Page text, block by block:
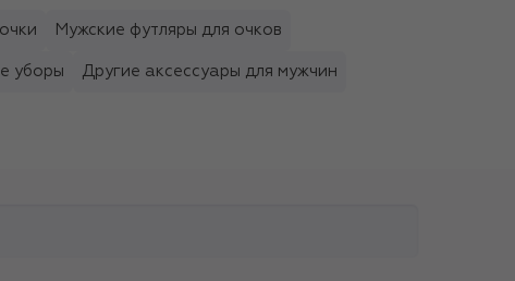
Мужские футляры для очков
уборы Другие аксессуары для мужчин